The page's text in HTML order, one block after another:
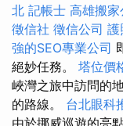
北 記帳士 高雄搬家
徵信社 徵信公司 護
強的SEO專業公司
絕妙任務。 塔位價
峽灣之旅中訪問的
的路線。 台北眼科
由於挪威巡遊的亮